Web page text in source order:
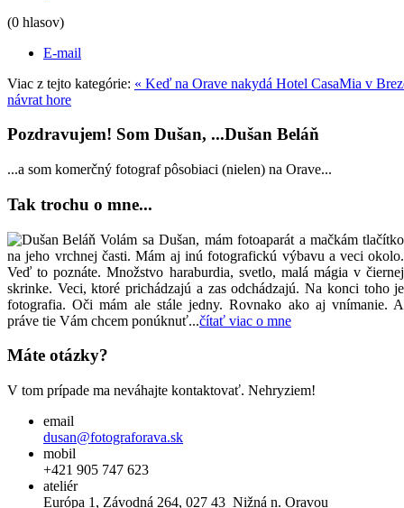
(0 hlasov)
E-mail
Viac z tejto kategórie: « Keď na Orave nakydá Hotel CasaMia v
návrat hore
Pozdravujem! Som Dušan, ...Dušan Beláň
...a som komerčný fotograf pôsobiaci (nielen) na Orave...
Tak trochu o mne...
Volám sa Dušan, mám fotoaparát a mačkám tlačítko
na jeho vrchnej časti. Mám aj inú fotografickú výbavu a veci okolo.
Veď to poznáte. Množstvo haraburdia, svetlo, malá mágia v čiernej
skrinke. Veci, ktoré prichádzajú a zas odchádzajú. Na konci toho je
fotografia. Oči mám ale stále jedny. Rovnako ako aj vnímanie. A
práve tie Vám chcem ponúknuť...čítať viac o mne
Máte otázky?
V tom prípade ma neváhajte kontaktovať. Nehryziem!
email
dusan@fotograforava.sk
mobil
+421 905 747 623
ateliér
Európa 1, Závodná 264, 027 43 Nižná n. Oravou